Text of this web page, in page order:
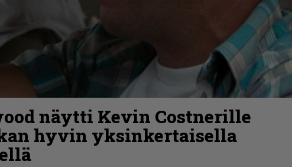
näytti Kevin Costnerille
hyvin yksinkertaisella